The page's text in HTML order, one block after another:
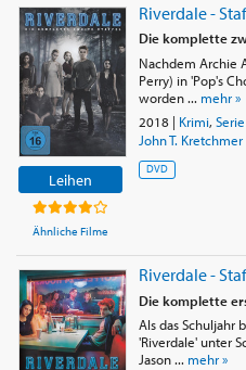
Leihen
Ähnliche Filme
Riverdale -
Die komplette
Nachdem Archie
Perry) in 'Pop's
worden ... mehr »
2018| Krimi, Serie
John T. Kretchmer
DVD
Riverdale -
Die komplette
Als das Schuljahr
'Riverdale' unter
Jason ... mehr »